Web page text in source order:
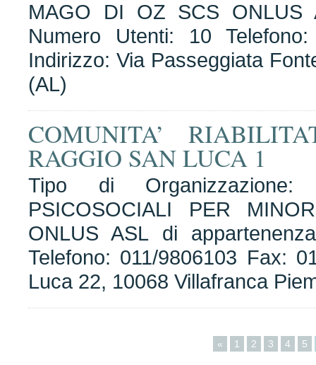
MAGO DI OZ SCS ONLUS
Numero Utenti: 10
Indirizzo: Via Passeggiata
(AL)
COMUNITA’
RAGGIO SAN LUCA 1
Tipo di Organizzazione:
PSICOSOCIALI PER
ONLUS ASL di
Telefono: 011/9806103 Fax:
Luca 22, 10068 Villafranca
« 1 2 3 4 5